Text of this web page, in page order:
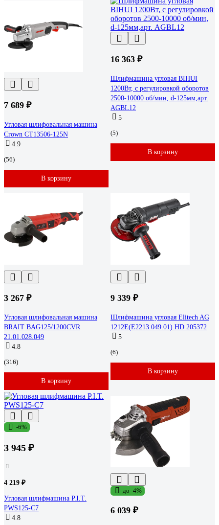
7 689 ₽
Угловая шлифовальная машина
Crown CT13506-125N
4.9
(56)
В корзину
16 363 ₽
Шлифмашина угловая BIHUI
1200Вт, с регулировкой оборотов
2500-10000 об/мин, d-125мм,арт.
AGBL12
5
(5)
В корзину
3 267 ₽
Угловая шлифовальная машина
BRAIT BAG125/1200CVR
21.01.028.049
4.8
(316)
В корзину
9 339 ₽
Шлифмашина угловая Elitech AG
1212E(E2213.049.01) HD 205372
5
(6)
В корзину
-6%
3 945 ₽
4 219 ₽
Угловая шлифмашина P.I.T.
PWS125-C7
4.8
до -4%
6 039 ₽